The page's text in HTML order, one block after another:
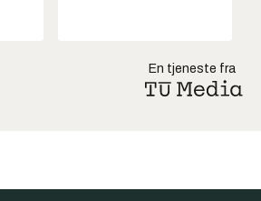
En tjeneste fra